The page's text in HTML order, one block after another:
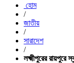
হোম
/
জাতীয়
/
সারাদেশ
/
লক্ষ্মীপুরের রায়পুরে